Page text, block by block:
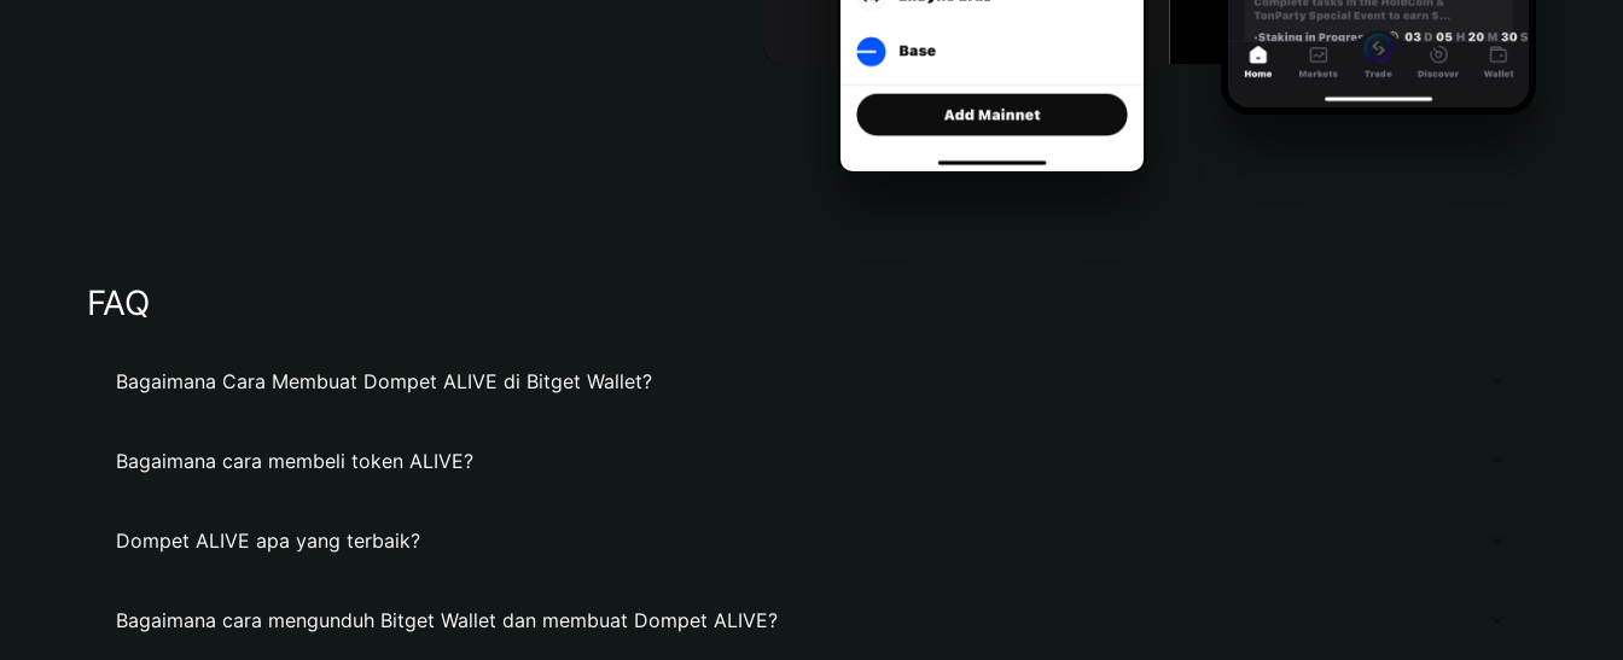
FAQ
Bagaimana Cara Membuat Dompet ALIVE di Bitget Wallet?
Bagaimana cara membeli token ALIVE?
Dompet ALIVE apa yang terbaik?
Bagaimana cara mengunduh Bitget Wallet dan membuat Dompet ALIVE?